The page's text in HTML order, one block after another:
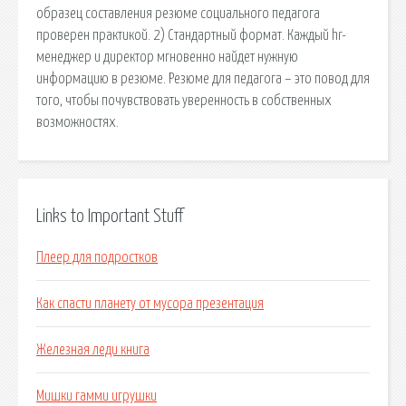
образец составления резюме социального педагога
проверен практикой. 2) Стандартный формат. Каждый hr-
менеджер и директор мгновенно найдет нужную
информацию в резюме. Резюме для педагога – это повод для
того, чтобы почувствовать уверенность в собственных
возможностях.
Links to Important Stuff
Плеер для подростков
Как спасти планету от мусора презентация
Железная леди книга
Мишки гамми игрушки